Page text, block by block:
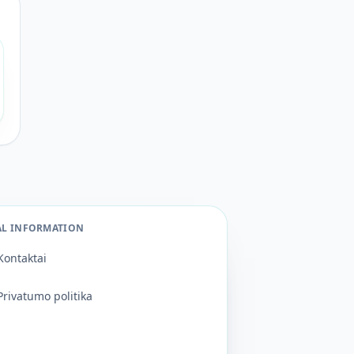
INFORMATION
politika